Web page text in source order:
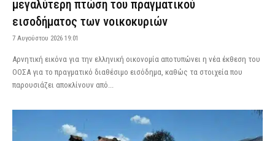
μεγαλύτερη πτώση του πραγματικού
εισοδήματος των νοικοκυριών
7 Αυγούστου 2026 19:01
Αρνητική εικόνα για την ελληνική οικονομία αποτυπώνει η νέα έκθεση του
ΟΟΣΑ για το πραγματικό διαθέσιμο εισόδημα, καθώς τα στοιχεία που
παρουσιάζει αποκλίνουν από...